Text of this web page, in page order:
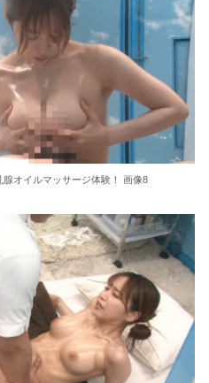
オイルマッサージ体験！ 画像8